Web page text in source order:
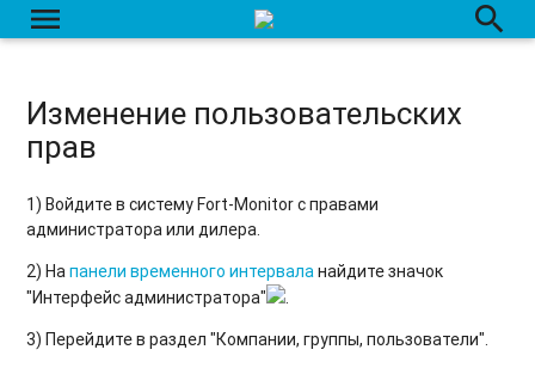
menu
Контроль приема данных с помощью сведений о модуле
приема данных
Срок хранения данных на сервере
Система биллинга
Страница создания/редактирования счета
Создание счета
Изменение счета
Пополнение счета
search
Изменение пользовательских
прав
1) Войдите в систему Fort-Monitor с правами
администратора или дилера.
2) Напанели временного интерваланайдите значок
"Интерфейс администратора"
.
3) Перейдите в раздел "Компании, группы, пользователи".